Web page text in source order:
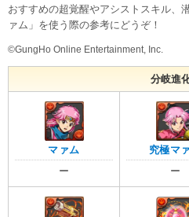
おすすめの超覚醒やアシストスキル、
ァム」を使う際の参考にどうぞ！
©GungHo Online Entertainment, Inc.
分岐進
マァム
ー
究極マ
ー